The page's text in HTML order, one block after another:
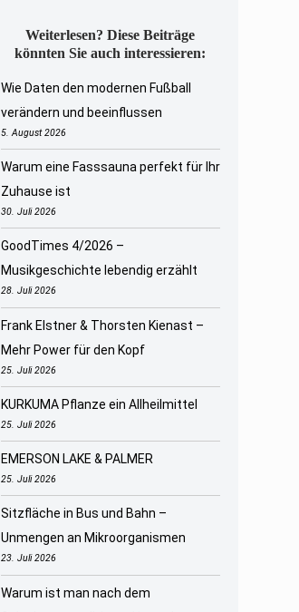
Weiterlesen? Diese Beiträge
könnten Sie auch interessieren:
Wie Daten den modernen Fußball
verändern und beeinflussen
5. August 2026
Warum eine Fasssauna perfekt für Ihr
Zuhause ist
30. Juli 2026
GoodTimes 4/2026 –
Musikgeschichte lebendig erzählt
28. Juli 2026
Frank Elstner & Thorsten Kienast –
Mehr Power für den Kopf
25. Juli 2026
KURKUMA Pflanze ein Allheilmittel
25. Juli 2026
EMERSON LAKE & PALMER
25. Juli 2026
Sitzfläche in Bus und Bahn –
Unmengen an Mikroorganismen
23. Juli 2026
Warum ist man nach dem